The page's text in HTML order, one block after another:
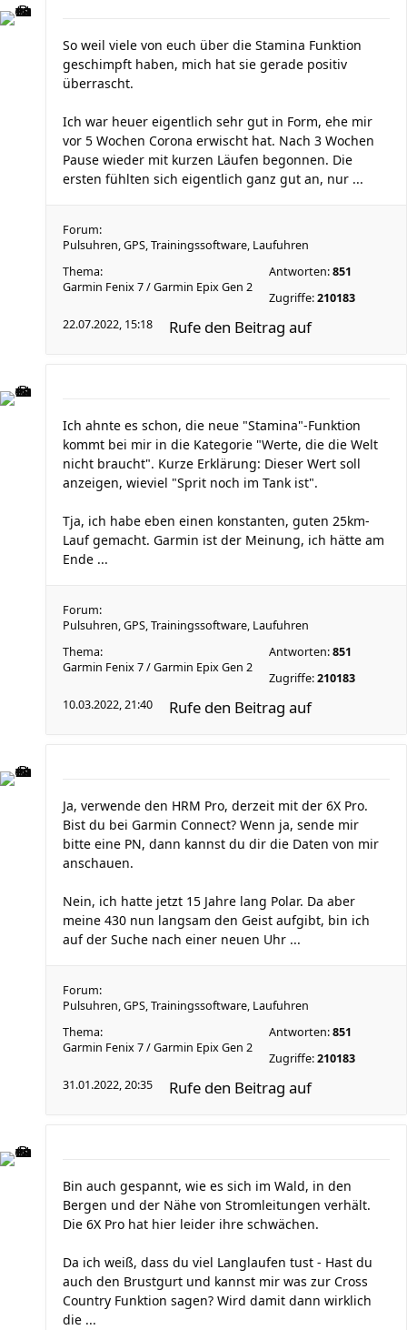
So weil viele von euch über die Stamina Funktion
geschimpft haben, mich hat sie gerade positiv
überrascht.
Ich war heuer eigentlich sehr gut in Form, ehe mir
vor 5 Wochen Corona erwischt hat. Nach 3 Wochen
Pause wieder mit kurzen Läufen begonnen. Die
ersten fühlten sich eigentlich ganz gut an, nur ...
Forum:
Pulsuhren, GPS, Trainingssoftware, Laufuhren
Thema:
Garmin Fenix 7 / Garmin Epix Gen 2
Antworten:851
Zugriffe:210183
22.07.2022, 15:18
Rufe den Beitrag auf
Ich ahnte es schon, die neue "Stamina"-Funktion
kommt bei mir in die Kategorie "Werte, die die Welt
nicht braucht". Kurze Erklärung: Dieser Wert soll
anzeigen, wieviel "Sprit noch im Tank ist".
Tja, ich habe eben einen konstanten, guten 25km-
Lauf gemacht. Garmin ist der Meinung, ich hätte am
Ende ...
Forum:
Pulsuhren, GPS, Trainingssoftware, Laufuhren
Thema:
Garmin Fenix 7 / Garmin Epix Gen 2
Antworten:851
Zugriffe:210183
10.03.2022, 21:40
Rufe den Beitrag auf
Ja, verwende den HRM Pro, derzeit mit der 6X Pro.
Bist du bei Garmin Connect? Wenn ja, sende mir
bitte eine PN, dann kannst du dir die Daten von mir
anschauen.
Nein, ich hatte jetzt 15 Jahre lang Polar. Da aber
meine 430 nun langsam den Geist aufgibt, bin ich
auf der Suche nach einer neuen Uhr ...
Forum:
Pulsuhren, GPS, Trainingssoftware, Laufuhren
Thema:
Garmin Fenix 7 / Garmin Epix Gen 2
Antworten:851
Zugriffe:210183
31.01.2022, 20:35
Rufe den Beitrag auf
Bin auch gespannt, wie es sich im Wald, in den
Bergen und der Nähe von Stromleitungen verhält.
Die 6X Pro hat hier leider ihre schwächen.
Da ich weiß, dass du viel Langlaufen tust - Hast du
auch den Brustgurt und kannst mir was zur Cross
Country Funktion sagen? Wird damit dann wirklich
die ...